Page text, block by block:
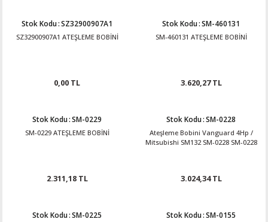
Stok Kodu:SZ32900907A1
SZ32900907A1 ATEŞLEME BOBİNİ
0,00 TL
Stok Kodu:SM-460131
SM-460131 ATEŞLEME BOBİNİ
3.620,27 TL
Stok Kodu:SM-0229
SM-0229 ATEŞLEME BOBİNİ
2.311,18 TL
Stok Kodu:SM-0228
Ateşleme Bobini Vanguard 4Hp /
Mitsubishi SM132 SM-0228 SM-0228
3.024,34 TL
Stok Kodu:SM-0225 Stok Kodu:SM-0155